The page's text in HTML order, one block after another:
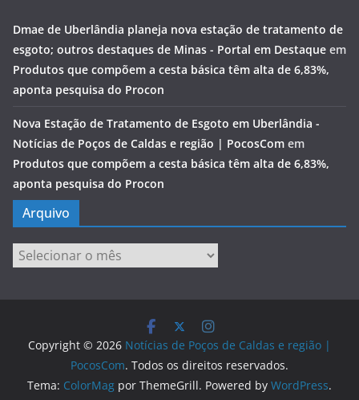
Dmae de Uberlândia planeja nova estação de tratamento de
esgoto; outros destaques de Minas - Portal em Destaque em
Produtos que compõem a cesta básica têm alta de 6,83%,
aponta pesquisa do Procon
Nova Estação de Tratamento de Esgoto em Uberlândia -
Notícias de Poços de Caldas e região | PocosCom em
Produtos que compõem a cesta básica têm alta de 6,83%,
aponta pesquisa do Procon
Arquivo
Arquivo
Copyright © 2026 Notícias de Poços de Caldas e região |
PocosCom. Todos os direitos reservados.
Tema: ColorMag por ThemeGrill. Powered by WordPress.